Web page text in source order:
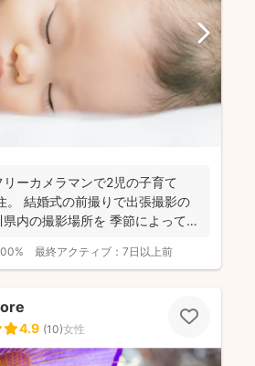
ーカメラマンで2児の子育て
。 結婚式の前撮りで出張撮影の
内の撮影場所を 季節によって最
最終アクティブ： 7日以上前
4.9 (10)女性